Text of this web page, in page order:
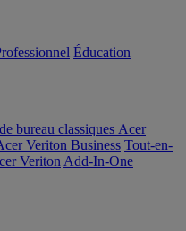
Éducation
bureau classiques Acer
Veriton Business Tout-en-
Veriton Add-In-One